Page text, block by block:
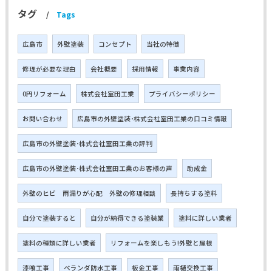
タグ Tags
広島市 外壁塗装 コンセプト 当社の特徴
修理が必要な理由 会社概要 採用情報 事業内容
0円リフォーム 株式会社室田工業 プライバシーポリシー
お問い合わせ 広島市の外壁塗装･株式会社室田工業の口コミ情報
広島市の外壁塗装･株式会社室田工業の評判
広島市の外壁塗装･株式会社室田工業のお客様の声 助成金
外壁のヒビ 雨漏りが心配 外壁の修理相談 長持ちする塗料
自分で塗装すると 自分が納得できる塗装業 塗料に詳しい業者
塗料の種類に詳しい業者 リフォームを楽しもう!外壁と屋根
漆喰工事 ベランダ防水工事 板金工事 雨樋交換工事